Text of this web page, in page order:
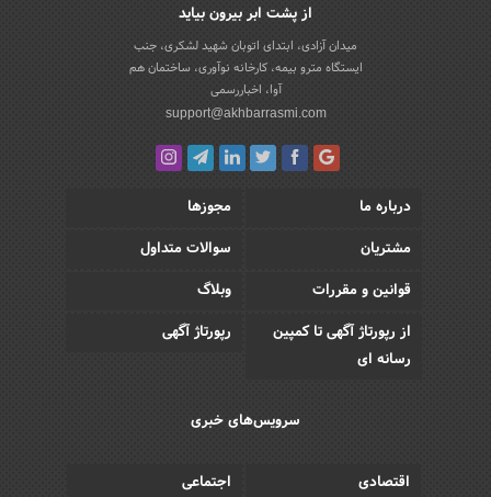
از پشت ابر بیرون بیاید
میدان آزادی، ابتدای اتوبان شهید لشکری، جنب
ایستگاه مترو بیمه، کارخانه نوآوری، ساختمان هم
آوا، اخباررسمی
support@akhbarrasmi.com
درباره ما
مجوزها
مشتریان
سوالات متداول
قوانین و مقررات
وبلاگ
از رپورتاژ آگهی تا کمپین
رسانه ای
رپورتاژ آگهی
سرویس‌های خبری
اقتصادی اجتماعی